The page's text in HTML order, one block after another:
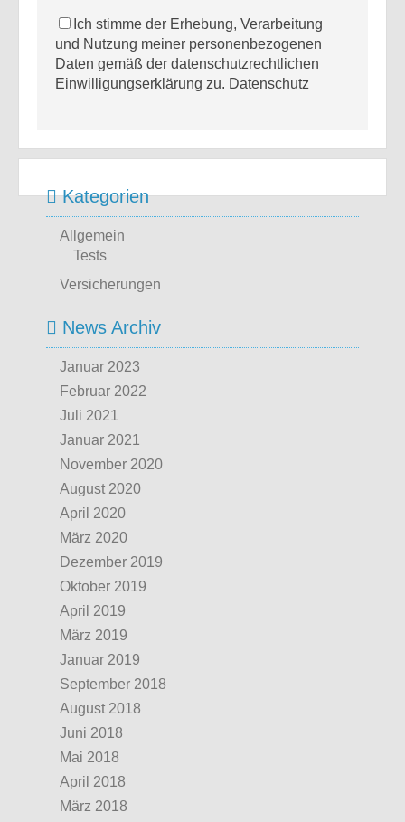
Ich stimme der Erhebung, Verarbeitung
und Nutzung meiner personenbezogenen
Daten gemäß der datenschutzrechtlichen
Einwilligungserklärung zu. Datenschutz
Kategorien
Allgemein
Tests
Versicherungen
News Archiv
Januar 2023
Februar 2022
Juli 2021
Januar 2021
November 2020
August 2020
April 2020
März 2020
Dezember 2019
Oktober 2019
April 2019
März 2019
Januar 2019
September 2018
August 2018
Juni 2018
Mai 2018
April 2018
März 2018